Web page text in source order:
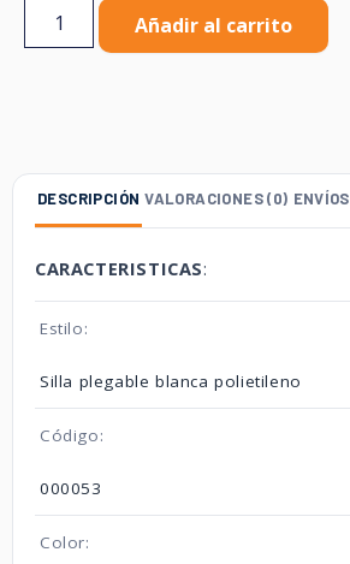
Añadir al carrito
DESCRIPCIÓN VALORACIONES (0) ENVÍOS
CARACTERISTICAS:
Estilo:
Silla plegable blanca polietileno
Código:
000053
Color: